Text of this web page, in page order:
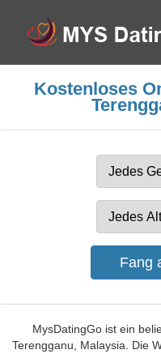
Kostenloses
MysDatingGo ist ein
Terengganu, Malaysia. Die